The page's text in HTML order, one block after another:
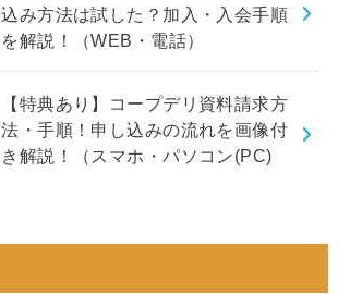
込み方法は試した？加入・入会手順
を解説！（WEB・電話）
【特典あり】コープデリ資料請求方
法・手順！申し込みの流れを画像付
き解説！（スマホ・パソコン(PC)